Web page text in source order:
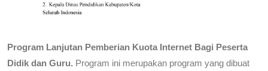
Program Lanjutan Pemberian Kuota Internet Bagi Peserta
Didik dan Guru. Program ini merupakan program yang dibuat